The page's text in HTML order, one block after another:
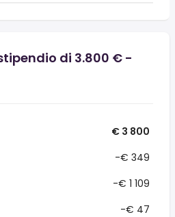
di 3.800 € -
€ 3 800
-€ 349
-€ 1 109
-€ 47